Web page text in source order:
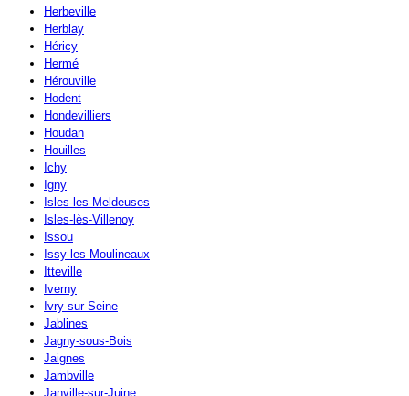
Herbeville
Herblay
Héricy
Hermé
Hérouville
Hodent
Hondevilliers
Houdan
Houilles
Ichy
Igny
Isles-les-Meldeuses
Isles-lès-Villenoy
Issou
Issy-les-Moulineaux
Itteville
Iverny
Ivry-sur-Seine
Jablines
Jagny-sous-Bois
Jaignes
Jambville
Janville-sur-Juine